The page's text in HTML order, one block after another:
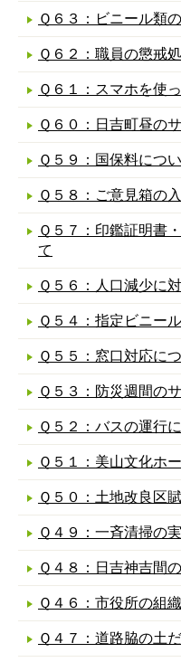
Ｑ６３：ビニール類
Ｑ６２：職員の懲戒
Ｑ６１：スマホを使
Ｑ６０：日吉町昼の
Ｑ５９：国保料につ
Ｑ５８：ご意見箱の
Ｑ５７：印鑑証明書
て
Ｑ５６：人口減少に
Ｑ５４：指定ビニー
Ｑ５５：窓口対応に
Ｑ５３：防災週間の
Ｑ５２：バスの運行
Ｑ５１：美山文化ホ
Ｑ５０：土地改良区
Ｑ４９：一斉清掃の
Ｑ４８：日吉神吉間
Ｑ４６：市役所の組
Ｑ４７：道路脇の土